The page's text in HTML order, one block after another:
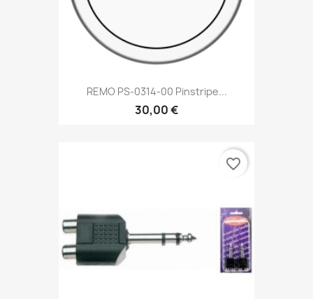
REMO PS-0314-00 Pinstripe...
30,00 €
favorite_border